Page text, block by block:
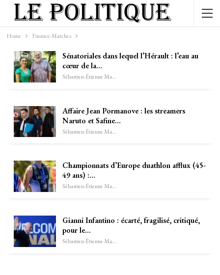
Home Finance-Marches
Sénatoriales dans lequel l’Hérault : l’eau au
cœur de la…
Sébastien-Étienne Marechal
Affaire Jean Pormanove : les streamers
Naruto et Safine…
Sébastien-Étienne Marechal
Championnats d’Europe duathlon afflux (45-
49 ans) :…
Sébastien-Étienne Marechal
Gianni Infantino : écarté, fragilisé, critiqué,
pour le…
Sébastien-Étienne Marechal